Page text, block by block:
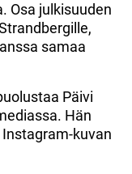
Osa julkisuuden
samaa
Päivi
Hän
kuvan